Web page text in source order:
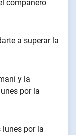
compañero
a superar la
y la
por la
lunes por la